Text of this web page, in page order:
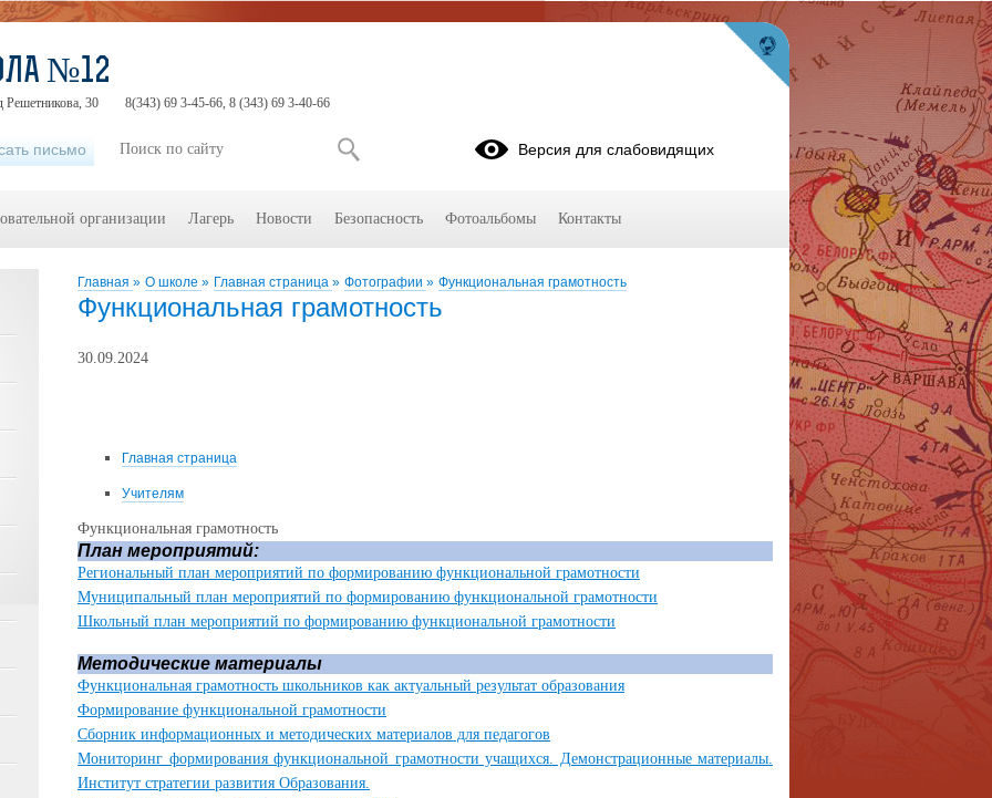
Главная » О школе » Главная страница » Фотографии » Функциональная грамотность
Функциональная грамотность
30.09.2024
Главная страница
Учителям
Функциональная грамотность
План мероприятий:
Региональный план мероприятий по формированию функциональной грамотности
Муниципальный план мероприятий по формированию функциональной грамотности
Школьный план мероприятий по формированию функциональной грамотности
Методические материалы
Функциональная грамотность школьников как актуальный результат образования
Формирование функциональной грамотности
Сборник информационных и методических материалов для педагогов
Мониторинг формирования функциональной грамотности учащихся. Демонстрационные материалы.
Институт стратегии развития Образования.
№12
Решетникова, 30 8(343) 69 3-45-66, 8 (343) 69 3-40-66
письмо Версия для слабовидящих
организации Лагерь Новости Безопасность Фотоальбомы Контакты